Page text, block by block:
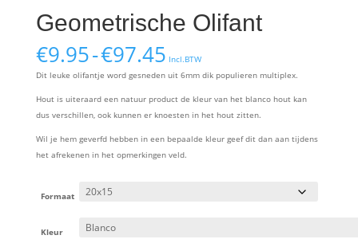
Geometrische Olifant
€9.95-€97.45Prijsklasse:
€9.95
tot
€97.45
Incl.BTW
Dit leuke olifantje word gesneden uit 6mm dik populieren multiplex.
Hout is uiteraard een natuur product de kleur van het blanco hout kan
dus verschillen, ook kunnen er knoesten in het hout zitten.
Wil je hem geverfd hebben in een bepaalde kleur geef dit dan aan tijdens
het afrekenen in het opmerkingen veld.
Formaat
Kleur